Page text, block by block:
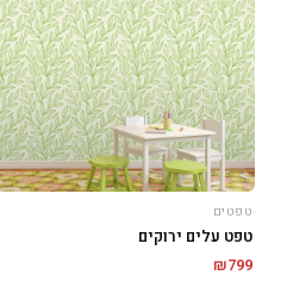
טפטים
טפט עלים ירוקים
₪799